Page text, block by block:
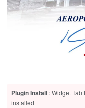
Plugin Install : Widget
installed